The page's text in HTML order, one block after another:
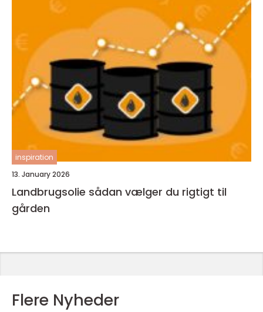
inspiration
13. January 2026
Landbrugsolie sådan vælger du rigtigt til
gården
Flere Nyheder